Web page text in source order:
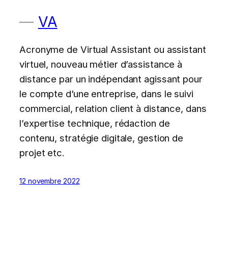
VA
Acronyme de Virtual Assistant ou assistant
virtuel, nouveau métier d’assistance à
distance par un indépendant agissant pour
le compte d’une entreprise, dans le suivi
commercial, relation client à distance, dans
l’expertise technique, rédaction de
contenu, stratégie digitale, gestion de
projet etc.
12 novembre 2022